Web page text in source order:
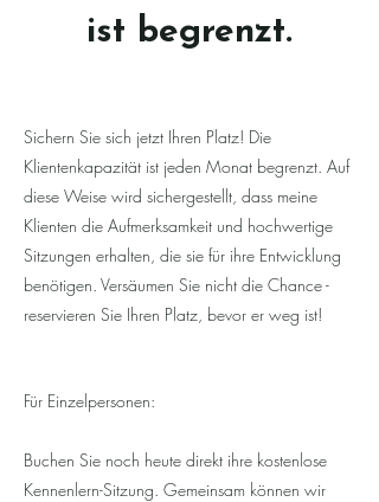
ist begrenzt.
Sichern Sie sich jetzt Ihren Platz! Die
Klientenkapazität ist jeden Monat begrenzt. Auf
diese Weise wird sichergestellt, dass meine
Klienten die Aufmerksamkeit und hochwertige
Sitzungen erhalten, die sie für ihre Entwicklung
benötigen. Versäumen Sie nicht die Chance -
reservieren Sie Ihren Platz, bevor er weg ist!
Für Einzelpersonen:
Buchen Sie noch heute direkt ihre kostenlose
Kennenlern-Sitzung. Gemeinsam können wir